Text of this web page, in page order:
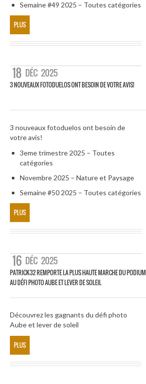
Semaine #49 2025 – Toutes catégories
PLUS
18 DÉC 2025
3 NOUVEAUX FOTODUELOS ONT BESOIN DE VOTRE AVIS!
3 nouveaux fotoduelos ont besoin de
votre avis!
3eme trimestre 2025 – Toutes
catégories
Novembre 2025 – Nature et Paysage
Semaine #50 2025 – Toutes catégories
PLUS
16 DÉC 2025
PATRICK32 REMPORTE LA PLUS HAUTE MARCHE DU PODIUM
AU DÉFI PHOTO AUBE ET LEVER DE SOLEIL
Découvrez les gagnants du défi photo
Aube et lever de soleil
PLUS